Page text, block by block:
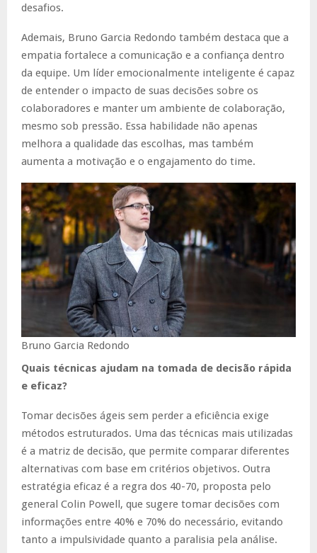
desafios.
Ademais, Bruno Garcia Redondo também destaca que a
empatia fortalece a comunicação e a confiança dentro
da equipe. Um líder emocionalmente inteligente é capaz
de entender o impacto de suas decisões sobre os
colaboradores e manter um ambiente de colaboração,
mesmo sob pressão. Essa habilidade não apenas
melhora a qualidade das escolhas, mas também
aumenta a motivação e o engajamento do time.
Bruno Garcia Redondo
Quais técnicas ajudam na tomada de decisão rápida
e eficaz?
Tomar decisões ágeis sem perder a eficiência exige
métodos estruturados. Uma das técnicas mais utilizadas
é a matriz de decisão, que permite comparar diferentes
alternativas com base em critérios objetivos. Outra
estratégia eficaz é a regra dos 40-70, proposta pelo
general Colin Powell, que sugere tomar decisões com
informações entre 40% e 70% do necessário, evitando
tanto a impulsividade quanto a paralisia pela análise.